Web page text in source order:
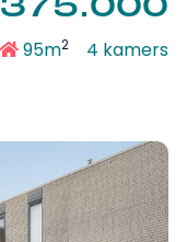
375.000
95m2 4 kamers